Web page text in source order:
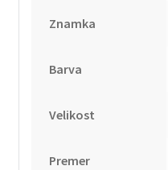
Znamka
Barva
Velikost
Premer